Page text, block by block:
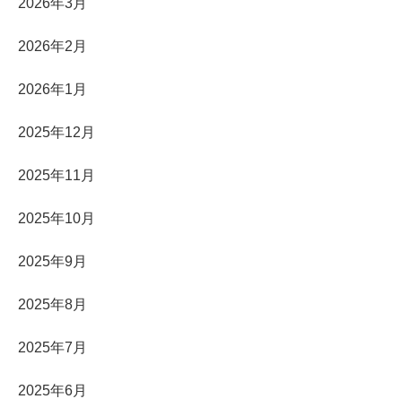
2026年2月
2026年1月
2025年12月
2025年11月
2025年10月
2025年9月
2025年8月
2025年7月
2025年6月